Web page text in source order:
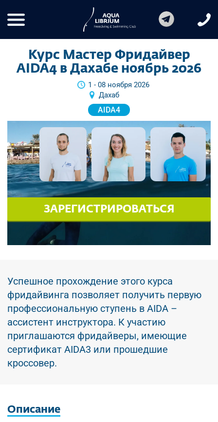
Курс Мастер Фридайвер
AIDA4 в Дахабе ноябрь 2026
Дахаб
1 - 08 ноября 2026
AIDA4
ЗАРЕГИСТРИРОВАТЬСЯ
Успешное прохождение этого курса
фридайвинга позволяет получить первую
профессиональную ступень в AIDA –
ассистент инструктора. К участию
приглашаются фридайверы, имеющие
сертификат AIDA3 или прошедшие
кроссовер.
Описание